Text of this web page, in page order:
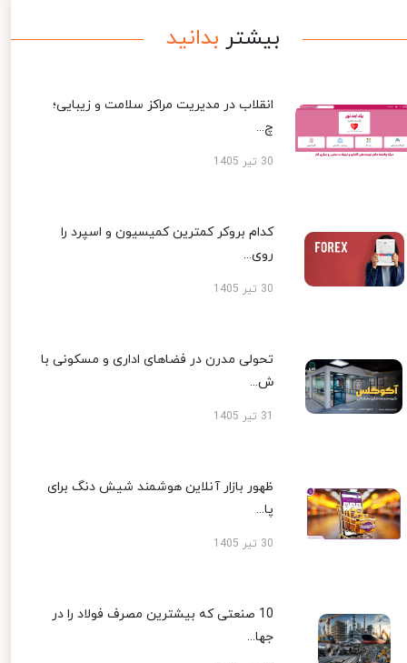
بیشتر بدانید
انقلاب در مدیریت مراکز سلامت و زیبایی؛
چ...
30 تیر 1405
کدام بروکر کمترین کمیسیون و اسپرد را
روی...
30 تیر 1405
تحولی مدرن در فضاهای اداری و مسکونی با
ش...
ظهور بازار آنلاین هوشمند شیش دنگ برای
پا...
30 تیر 1405
10 صنعتی که بیشترین مصرف فولاد را در
جها...